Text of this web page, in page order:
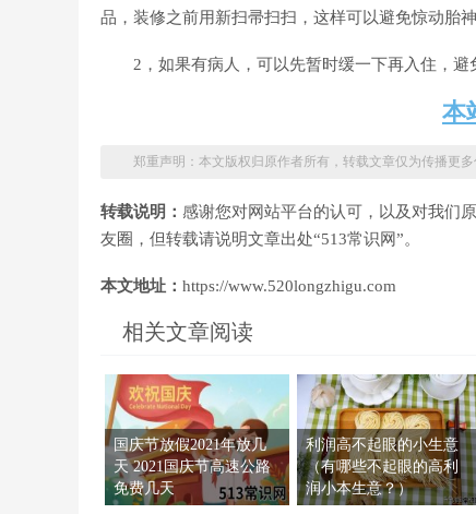
品，装修之前用新扫帚扫扫，这样可以避免惊动胎神
2，如果有病人，可以先暂时缓一下再入住，避
本
郑重声明：本文版权归原作者所有，转载文章仅为传播更
转载说明： 感谢您对网站平台的认可，以及对我们
友圈，但转载请说明文章出处“513常识网”。
本文地址： https://www.520longzhigu.com
相关文章阅读
国庆节放假2021年放几
天 2021国庆节高速公路
免费几天
利润高不起眼的小生意
（有哪些不起眼的高利
润小本生意？）